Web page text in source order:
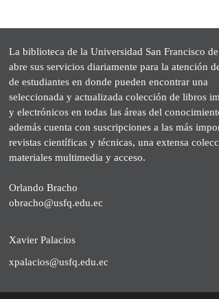
La biblioteca de la Universidad San Francisco
abre sus servicios diariamente para la atención
de estudiantes en donde pueden encontrar una
seleccionada y actualizada colección de libros
y electrónicos en todas las áreas del
además cuenta con suscripciones a las más
revistas científicas y técnicas, una extensa
materiales multimedia y acceso.
Orlando Bracho
obracho@usfq.edu.ec
Xavier Palacios
xpalacios@usfq.edu.ec